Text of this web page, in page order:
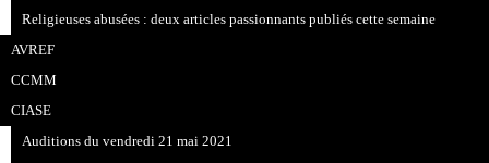
Religieuses abusées : deux articles passionnants publiés cette semaine
AVREF
CCMM
CIASE
Auditions du vendredi 21 mai 2021